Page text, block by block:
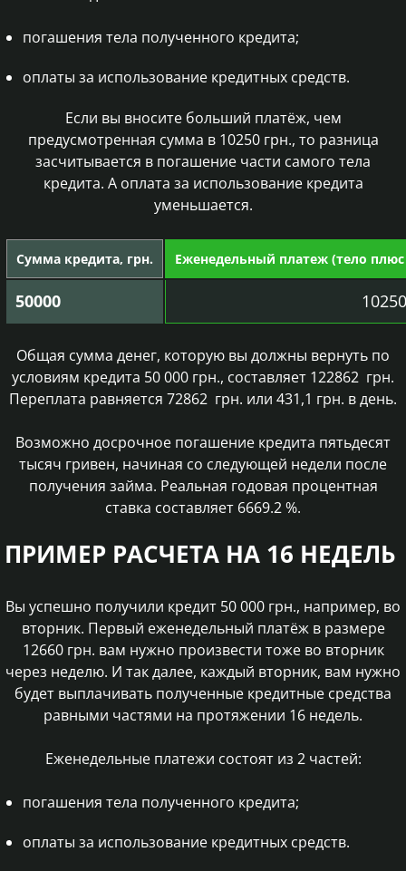
погашения тела полученного кредита;
оплаты за использование кредитных средств.
Если вы вносите больший платёж, чем
предусмотренная сумма в 10250грн., то разница
засчитывается в погашение части самого тела
кредита. А оплата за использование кредита
уменьшается.
Сумма кредита, грн. Еженедельный платеж (тело плюс
50000 10250
Общая сумма денег, которую вы должны вернуть по
условиям кредита 50 000 грн., составляет 122862 грн.
Переплата равняется 72862 грн. или 431,1 грн. в день.
Возможно досрочное погашение кредита пятьдесят
тысяч гривен, начиная со следующей недели после
получения займа. Реальная годовая процентная
ставка составляет 6669.2%.
ПРИМЕР РАСЧЕТА НА 16 НЕДЕЛЬ
Вы успешно получили кредит 50 000 грн., например, во
вторник. Первый еженедельный платёж в размере
12660 грн. вам нужно произвести тоже во вторник
через неделю. И так далее, каждый вторник, вам нужно
будет выплачивать полученные кредитные средства
равными частями на протяжении 16 недель.
Еженедельные платежи состоят из 2 частей:
погашения тела полученного кредита;
оплаты за использование кредитных средств.